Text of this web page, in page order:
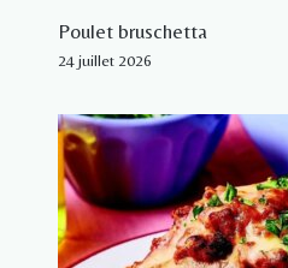
Poulet bruschetta
24 juillet 2026